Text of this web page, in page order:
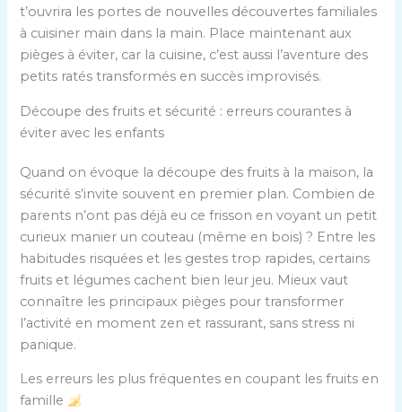
t’ouvrira les portes de nouvelles découvertes familiales
à cuisiner main dans la main. Place maintenant aux
pièges à éviter, car la cuisine, c’est aussi l’aventure des
petits ratés transformés en succès improvisés.
Découpe des fruits et sécurité : erreurs courantes à
éviter avec les enfants
Quand on évoque la découpe des fruits à la maison, la
sécurité s’invite souvent en premier plan. Combien de
parents n’ont pas déjà eu ce frisson en voyant un petit
curieux manier un couteau (même en bois) ? Entre les
habitudes risquées et les gestes trop rapides, certains
fruits et légumes cachent bien leur jeu. Mieux vaut
connaître les principaux pièges pour transformer
l’activité en moment zen et rassurant, sans stress ni
panique.
Les erreurs les plus fréquentes en coupant les fruits en
famille